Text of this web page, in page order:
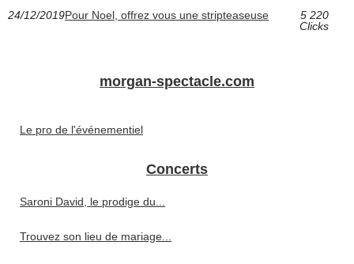
24/12/2019Pour Noel, offrez vous une stripteaseuse
5 220
Clicks
morgan-spectacle.com
Le pro de l'événementiel
Concerts
Saroni David, le prodige du...
Trouvez son lieu de mariage...